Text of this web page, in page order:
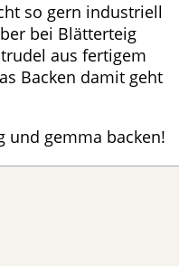
so gern industriell
bei Blätterteig
aus fertigem
Backen damit geht
und gemma backen!